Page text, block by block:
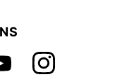
Instagra
m